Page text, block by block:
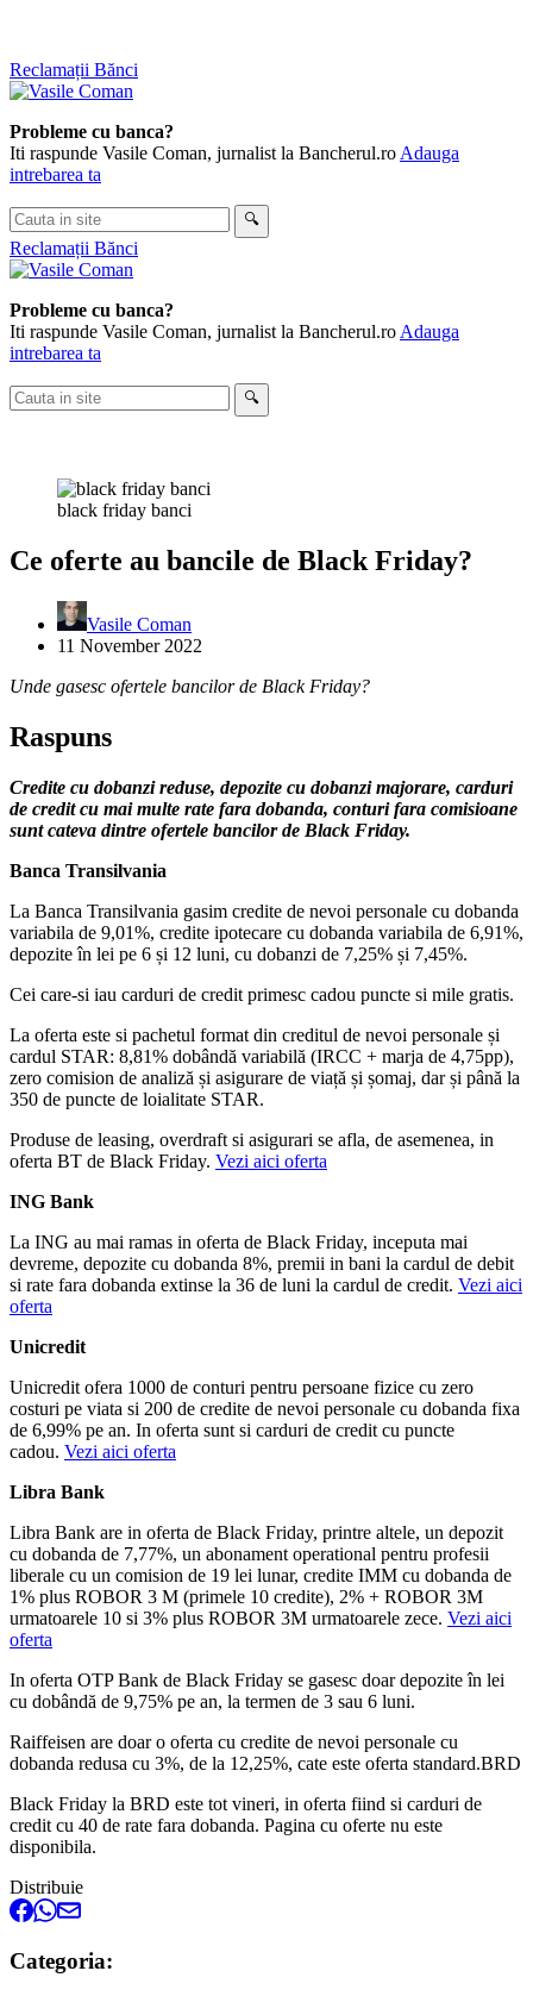
Skip
to
Reclamații Bănci
Probleme cu banca?
Iti raspunde Vasile Coman, jurnalist la Bancherul.ro Adauga
intrebarea ta
Cauta
in
site
🔍
Reclamații Bănci
Probleme cu banca?
Iti raspunde Vasile Coman, jurnalist la Bancherul.ro Adauga
intrebarea ta
Cauta
in
🔍
black friday banci
Ce oferte au bancile de Black Friday?
Vasile Coman
11 November 2022
Unde gasesc ofertele bancilor de Black Friday?
Raspuns
Credite cu dobanzi reduse, depozite cu dobanzi majorare, carduri
de credit cu mai multe rate fara dobanda, conturi fara comisioane
sunt cateva dintre ofertele bancilor de Black Friday.
Banca Transilvania
La Banca Transilvania gasim credite de nevoi personale cu dobanda
variabila de 9,01%, credite ipotecare cu dobanda variabila de 6,91%,
depozite în lei pe 6 și 12 luni, cu dobanzi de 7,25% și 7,45%.
Cei care-si iau carduri de credit primesc cadou puncte si mile gratis.
La oferta este si pachetul format din creditul de nevoi personale și
cardul STAR: 8,81% dobândă variabilă (IRCC + marja de 4,75pp),
zero comision de analiză și asigurare de viață și șomaj, dar și până la
350 de puncte de loialitate STAR.
Produse de leasing, overdraft si asigurari se afla, de asemenea, in
oferta BT de Black Friday. Vezi aici oferta
ING Bank
La ING au mai ramas in oferta de Black Friday, inceputa mai
devreme, depozite cu dobanda 8%, premii in bani la cardul de debit
si rate fara dobanda extinse la 36 de luni la cardul de credit. Vezi aici
oferta
Unicredit
Unicredit ofera 1000 de conturi pentru persoane fizice cu zero
costuri pe viata si 200 de credite de nevoi personale cu dobanda fixa
de 6,99% pe an. In oferta sunt si carduri de credit cu puncte
cadou. Vezi aici oferta
Libra Bank
Libra Bank are in oferta de Black Friday, printre altele, un depozit
cu dobanda de 7,77%, un abonament operational pentru profesii
liberale cu un comision de 19 lei lunar, credite IMM cu dobanda de
1% plus ROBOR 3 M (primele 10 credite), 2% + ROBOR 3M
urmatoarele 10 si 3% plus ROBOR 3M urmatoarele zece. Vezi aici
oferta
In oferta OTP Bank de Black Friday se gasesc doar depozite în lei
cu dobândă de 9,75% pe an, la termen de 3 sau 6 luni.
Raiffeisen are doar o oferta cu credite de nevoi personale cu
dobanda redusa cu 3%, de la 12,25%, cate este oferta standard.BRD
Black Friday la BRD este tot vineri, in oferta fiind si carduri de
credit cu 40 de rate fara dobanda. Pagina cu oferte nu este
disponibila.
Distribuie
Categoria: